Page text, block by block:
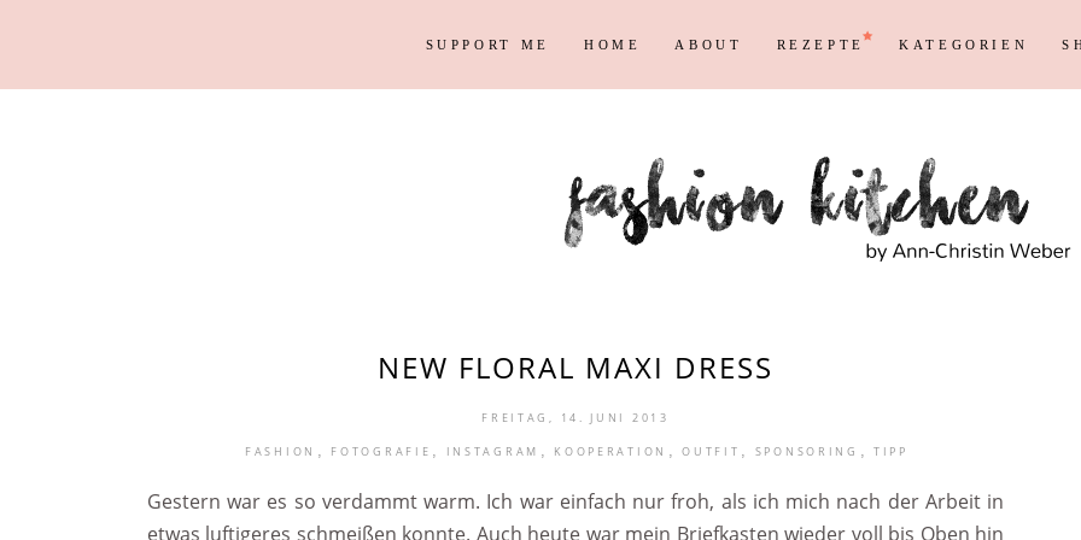
SUPPORT ME HOME ABOUT REZEPTE KATEGORIEN
Persönliches Blogging
Blog
Max
Reisen
Shopping
NEW FLORAL MAXI DRESS
FREITAG, 14. JUNI 2013
FASHION , FOTOGRAFIE , INSTAGRAM , KOOPERATION , OUTFIT , SPONSORING , TIPP
Gestern war es so verdammt warm. Ich war einfach nur froh, als ich mich nach der Arbeit in
etwas luftigeres schmeißen konnte. Auch heute war mein Briefkasten wieder voll bis Oben hin